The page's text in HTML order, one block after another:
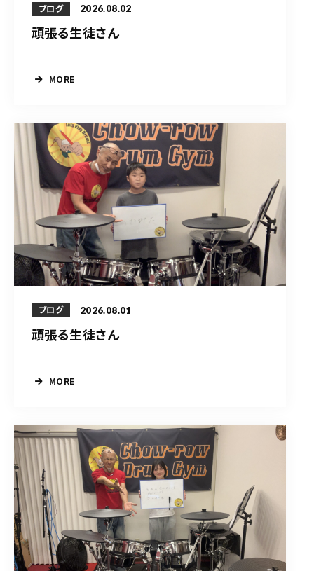
ブログ 2026.08.02
頑張る生徒さん
MORE
ブログ 2026.08.01
頑張る生徒さん
MORE